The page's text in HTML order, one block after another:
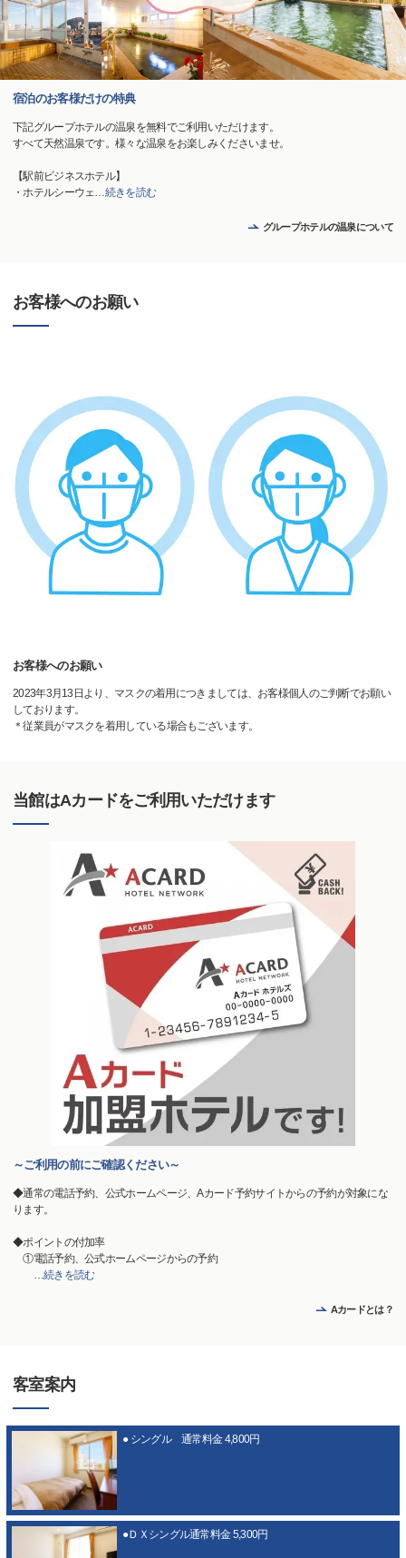
宿泊のお客様だけの特典
下記グループホテルの温泉を無料でご利用いただけます。
すべて天然温泉です。様々な温泉をお楽しみくださいませ。
【駅前ビジネスホテル】
・ホテルシーウェ…続きを読む
グループホテルの温泉について
お客様へのお願い
お客様へのお願い
2023年3月13日より、マスクの着用につきましては、お客様個人のご判断でお願い
しております。
＊従業員がマスクを着用している場合もございます。
当館はAカードをご利用いただけます
～ご利用の前にご確認ください～
◆通常の電話予約、公式ホームページ、Aカード予約サイトからの予約が対象にな
ります。
◆ポイントの付加率
①電話予約、公式ホームページからの予約
…続きを読む
Aカードとは？
客室案内
● シングル 通常料金 4,800円
●ＤＸシングル通常料金 5,300円